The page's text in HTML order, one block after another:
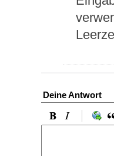
Deine Antwort